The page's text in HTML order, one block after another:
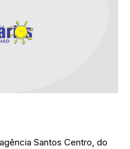
Santos Centro, do